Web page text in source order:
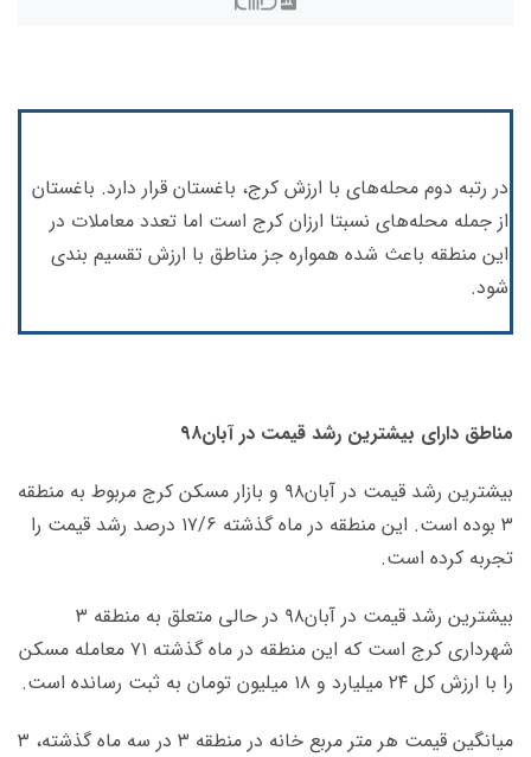
در رتبه دوم محله‌های با ارزش کرج، باغستان قرار دارد. باغستان
از جمله محله‌های نسبتا ارزان کرج است اما تعدد معاملات در
این منطقه باعث شده همواره جز مناطق با ارزش تقسیم بندی
شود.
مناطق دارای بیشترین رشد قیمت در آبان۹۸
بیشترین رشد قیمت در آبان۹۸ و بازار مسکن کرج مربوط به منطقه
۳ بوده است. این منطقه در ماه گذشته ۱۷/۶ درصد رشد قیمت را
تجربه کرده است.
بیشترین رشد قیمت در آبان۹۸ در حالی متعلق به منطقه ۳
شهرداری کرج است که این منطقه در ماه گذشته ۷۱ معامله مسکن
را با ارزش کل ۲۴ میلیارد و ۱۸ میلیون تومان به ثبت رسانده است.
میانگین قیمت هر متر مربع خانه در منطقه ۳ در سه ماه گذشته، ۳